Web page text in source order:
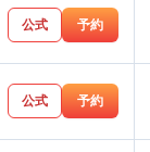
公式 予約
公式 予約